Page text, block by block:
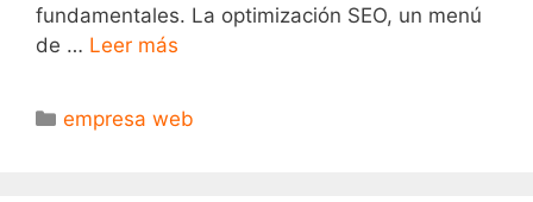
fundamentales. La optimización SEO, un menú
de … Leer más
empresa web